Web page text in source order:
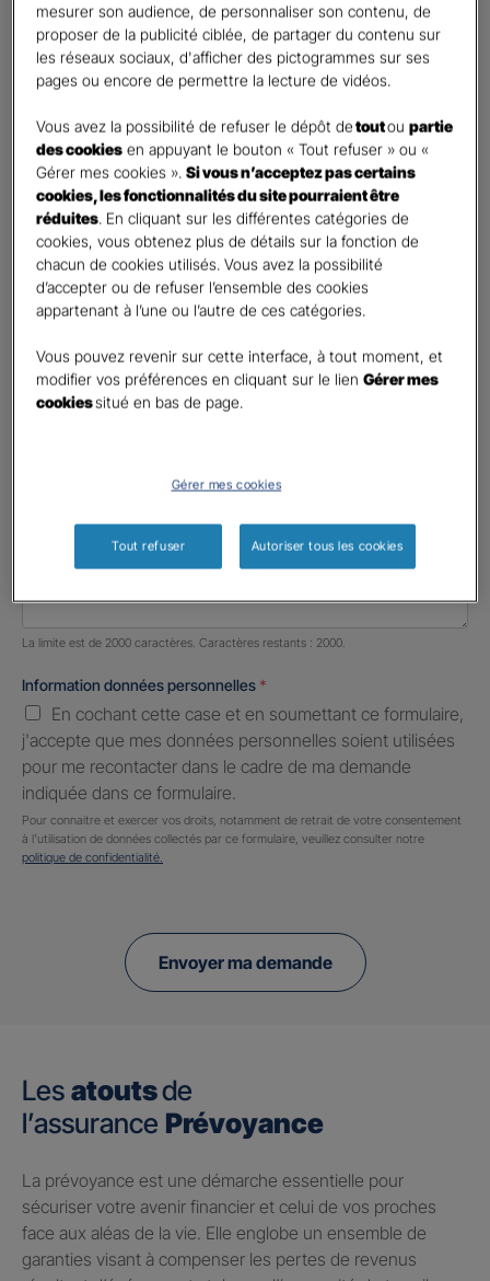
Oui
Non
Civilité*
Madame
Monsieur
Contact*
First
Votre profession
Profession libérale
Téléphone
United
Informations complémentaires (facultatif)
Nombre de caractères restants :2000 caractères restants
La limite est de 2000 caractères. Caractères restants : 2000.
Information données personnelles *
En cochant cette case et en soumettant ce formulaire,
j'accepte que mes données personnelles soient utilisées
pour me recontacter dans le cadre de ma demande
indiquée dans ce formulaire.
Pour connaitre et exercer vos droits, notamment de retrait de votre consentement
à l'utilisation de données collectés par ce formulaire, veuillez consulter notre
politique de confidentialité.
Envoyer ma demande
Les atoutsde
l’assurance Prévoyance
​La prévoyance est une démarche essentielle pour
sécuriser votre avenir financier et celui de vos proches
face aux aléas de la vie. Elle englobe un ensemble de
garanties visant à compenser les pertes de revenus
mesurer son audience, de personnaliser son contenu, de
proposer de la publicité ciblée, de partager du contenu sur
les réseaux sociaux, d'afficher des pictogrammes sur ses
pages ou encore de permettre la lecture de vidéos.
Vous avez la possibilité de refuser le dépôt detoutoupartie
des cookies en appuyant le bouton « Tout refuser » ou «
Gérer mes cookies ».Si vous n’acceptez pas certains
cookies, les fonctionnalités du site pourraient être
réduites. En cliquant sur les différentes catégories de
cookies, vous obtenez plus de détails sur la fonction de
chacun de cookies utilisés. Vous avez la possibilité
d’accepter ou de refuser l’ensemble des cookies
appartenant à l’une ou l’autre de ces catégories.
Vous pouvez revenir sur cette interface, à tout moment, et
modifier vos préférences en cliquant sur le lienGérer mes
cookiessitué en bas de page.
Gérer mes cookies
Tout refuser Autoriser tous les cookies